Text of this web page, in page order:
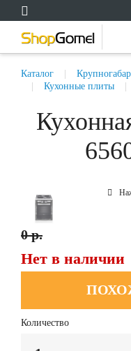
Каталог
Кухонные плиты
0 р.
Нет в наличии
Количество